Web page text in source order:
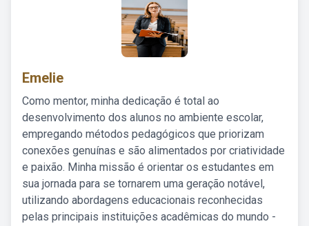
Emelie
Como mentor, minha dedicação é total ao
desenvolvimento dos alunos no ambiente escolar,
empregando métodos pedagógicos que priorizam
conexões genuínas e são alimentados por criatividade
e paixão. Minha missão é orientar os estudantes em
sua jornada para se tornarem uma geração notável,
utilizando abordagens educacionais reconhecidas
pelas principais instituições acadêmicas do mundo -